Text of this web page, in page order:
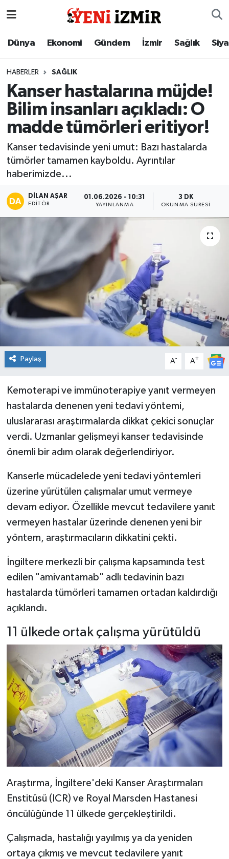
Dünya Ekonomi Gündem İzmir Sağlık
HABERLER SAĞLIK
Kanser hastalarına müjde!
Bilim insanları açıkladı: O
madde tümörleri eritiyor!
Kanser tedavisinde yeni umut: Bazı hastalarda
tümörler tamamen kayboldu. Ayrıntılar
haberimizde...
DILAN AŞAR
EDITÖR
01.06.2026 - 10:31
YAYINLANMA
3 DK
OKUNMA SÜRESI
Paylaş A- A+
Kemoterapi ve immünoterapiye yanıt vermeyen
hastalarda denenen yeni tedavi yöntemi,
uluslararası araştırmalarda dikkat çekici sonuçlar
verdi. Uzmanlar gelişmeyi kanser tedavisinde
önemli bir adım olarak değerlendiriyor.
Kanserle mücadelede yeni tedavi yöntemleri
üzerine yürütülen çalışmalar umut vermeye
devam ediyor. Özellikle mevcut tedavilere yanıt
vermeyen hastalar üzerinde denenen yeni bir
yöntem, araştırmacıların dikkatini çekti.
İngiltere merkezli bir çalışma kapsamında test
edilen "amivantamab" adlı tedavinin bazı
hastalarda tümörleri tamamen ortadan kaldırdığı
açıklandı.
11 ülkede ortak çalışma yürütüldü
Araştırma, İngiltere'deki Kanser Araştırmaları
Enstitüsü (ICR) ve Royal Marsden Hastanesi
öncülüğünde 11 ülkede gerçekleştirildi.
Çalışmada, hastalığı yayılmış ya da yeniden
ortaya çıkmış ve mevcut tedavilere yanıt
Dünya
Gündem
İzmir
Sağlık
Siyaset
Magazin
Spor
Teknoloji
Tatil ve Seyahat
Çevre
Okul Gazetesi
İzmir Nöbetçi Eczaneler
İzmir Namaz Vakitleri
İzmir Trafik Yoğunluk Haritası
Süper Lig Puan Durumu ve Fikstür
Tüm Manşetler
Son Dakika Haberleri